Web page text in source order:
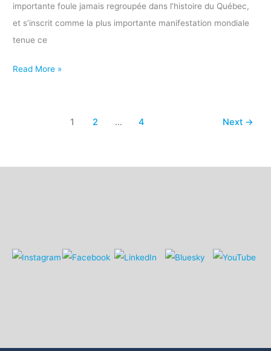
importante foule jamais regroupée dans l’histoire du Québec,
et s’inscrit comme la plus importante manifestation mondiale
tenue ce
Read More »
1 2 … 4 Next →